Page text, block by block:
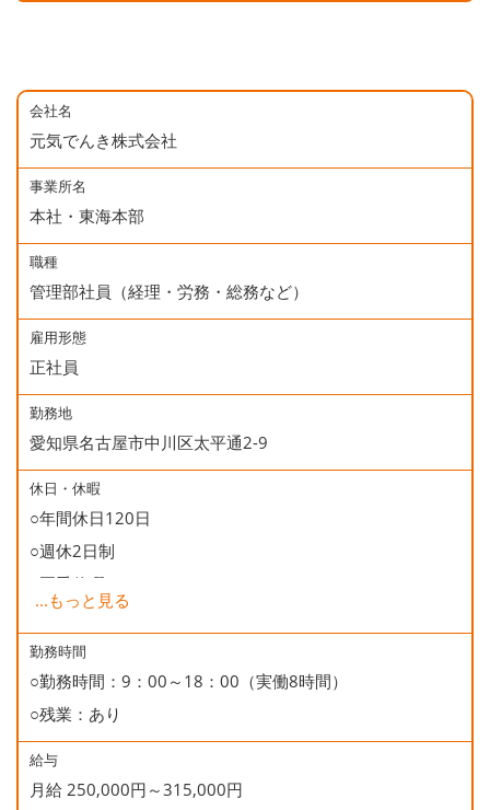
会社名
元気でんき株式会社
事業所名
本社・東海本部
職種
管理部社員（経理・労務・総務など）
雇用形態
正社員
勤務地
愛知県名古屋市中川区太平通2-9
休日・休暇
○年間休日120日
○週休2日制
○夏季休暇
○年末年始休暇
○慶弔休暇
○有給休暇
○誕生日休暇
...もっと見る
勤務時間
○勤務時間：9：00～18：00（実働8時間）
○残業：あり
給与
月給 250,000円～315,000円